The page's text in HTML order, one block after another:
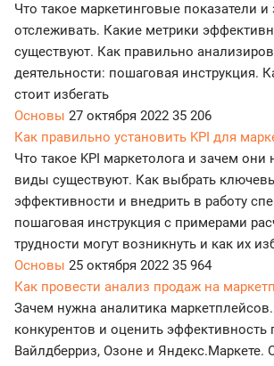
Что такое маркетинговые показатели и
отслеживать. Какие метрики
существуют. Как правильно
деятельности: пошаговая инструкция.
стоит избегать
Основы 27 октября 2022 35 206
Как правильно установить KPI для
Что такое KPI маркетолога и зачем
виды существуют. Как выбрать
эффективности и внедрить в работу
пошаговая инструкция с примерами
трудности могут возникнуть и как их
Основы 25 октября 2022 35 964
Как провести анализ продаж на
Зачем нужна аналитика
конкурентов и оценить эффективность
Вайлдберриз, Озоне и Яндекс.Маркете.